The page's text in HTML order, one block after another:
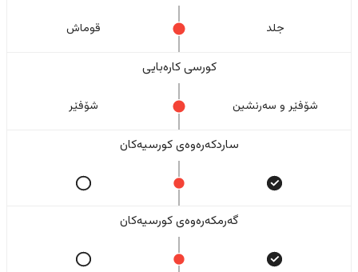
جلد قوماش
کورسی کارەبایی
شۆفێر و سەرنشین شۆفێر
ساردکەرەوەی کورسیەکان
گەرمکەرەوەی کورسیەکان